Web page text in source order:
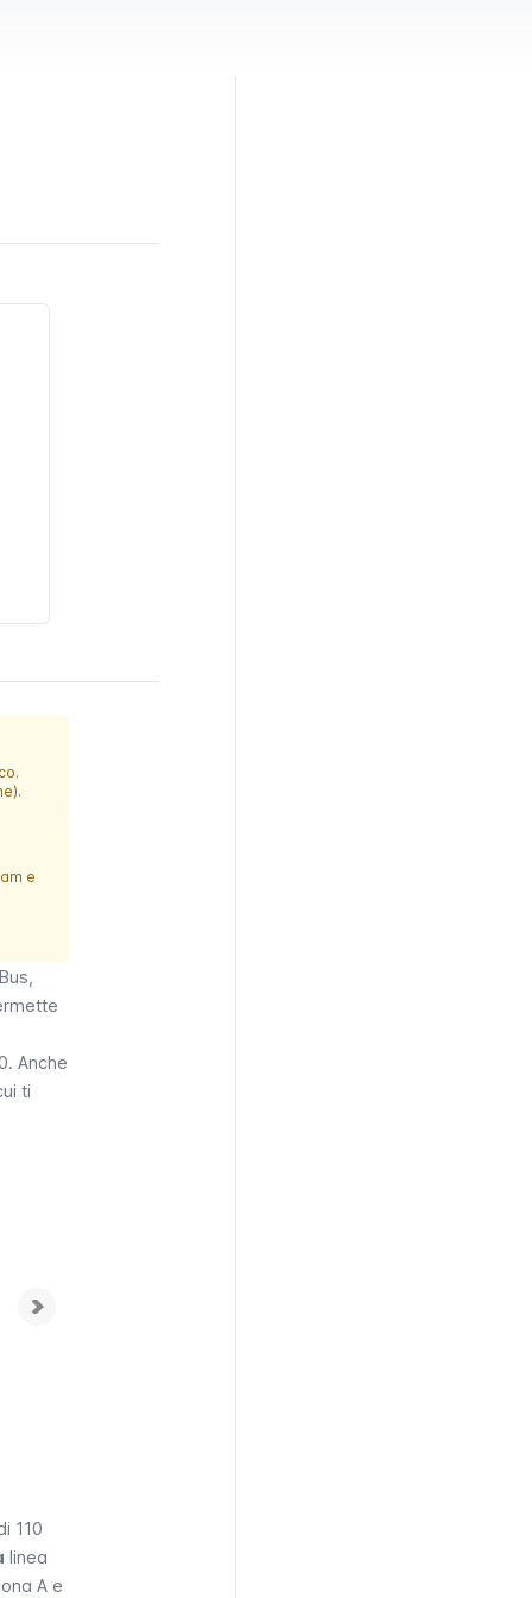
e
Anche
ti
110
linea
A e